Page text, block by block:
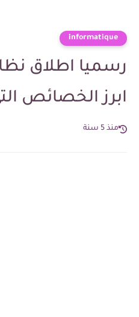
informatique
ابرز الخصائص
منذ 5 سنة